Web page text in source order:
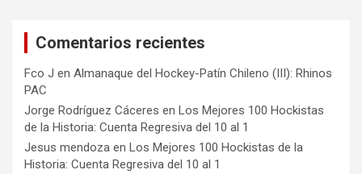
Comentarios recientes
Fco J en Almanaque del Hockey-Patín Chileno (III): Rhinos
PAC
Jorge Rodríguez Cáceres en Los Mejores 100 Hockistas
de la Historia: Cuenta Regresiva del 10 al 1
Jesus mendoza en Los Mejores 100 Hockistas de la
Historia: Cuenta Regresiva del 10 al 1